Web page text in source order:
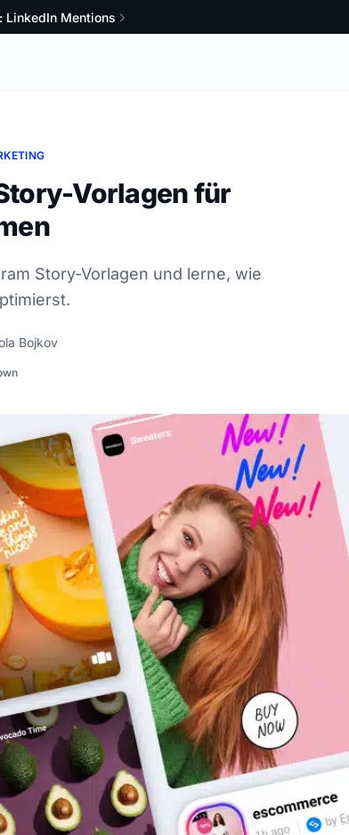
LinkedIn Mentions
Vorlagen für
Story-Vorlagen und lerne, wie
Bojkov